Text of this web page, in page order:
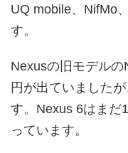
UQ mobile、NifMo
す。
Nexusの旧モデル
円が出ていました
す。Nexus 6はまだ
っています。